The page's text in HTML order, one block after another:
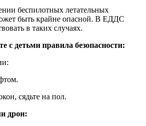
беспилотных летательных
быть крайне опасной. В ЕДДС
в таких случаях.
с детьми правила безопасности:
сядьте на пол.
дрон: